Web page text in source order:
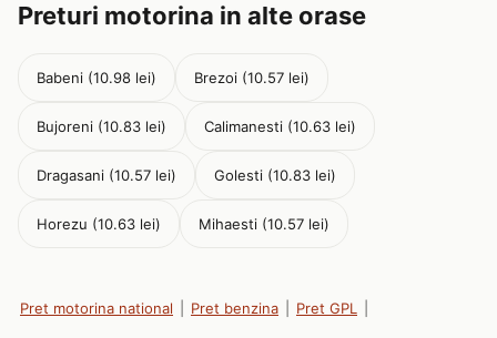
Preturi motorina in alte orase
Babeni (10.98 lei) Brezoi (10.57 lei)
Bujoreni (10.83 lei) Calimanesti (10.63 lei)
Dragasani (10.57 lei) Golesti (10.83 lei)
Horezu (10.63 lei) Mihaesti (10.57 lei)
Pret motorina national Pret benzina Pret GPL